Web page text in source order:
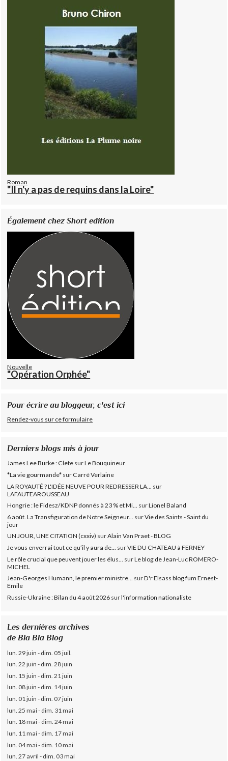
Roman
"Il n'y a pas de requins dans la Loire"
Également chez Short edition
Nouvelle
"Opération Orphée"
Pour écrire au bloggeur, c'est ici
Rendez-vous sur ce formulaire
Derniers blogs mis à jour
James Lee Burke : Clete surLe Bouquineur
*La vie gourmande* surCarré Verlaine
LA ROYAUTÉ ? L'IDÉE NEUVE POUR REDRESSER LA...
sur
LAFAUTEAROUSSEAU
Hongrie : le Fidesz/KDNP donnés à 23 % et Mi... surLionel Baland
6 août. La Transfiguration de Notre Seigneur...
surVie des Saints - Saint du
jour
UN JOUR, UNE CITATION (cxxiv) surAlain Van Praet - BLOG
Je vous enverrai tout ce qu’il y aura de... surVIE DU CHATEAU à FERNEY
Le rôle crucial que peuvent jouer les élus...
surLe blog de Jean-Luc ROMERO-
MICHEL
Jean-Georges Humann, le premier ministre... surD'r Elsass blog fum Ernest-
Emile
Russie-Ukraine : Bilan du 4 août 2026 surl'information nationaliste
Les dernières archives
de Bla Bla Blog
lun. 29 juin - dim. 05 juil.
lun. 22 juin - dim. 28 juin
lun. 15 juin - dim. 21 juin
lun. 08 juin - dim. 14 juin
lun. 01 juin - dim. 07 juin
lun. 25 mai - dim. 31 mai
lun. 18 mai - dim. 24 mai
lun. 11 mai - dim. 17 mai
lun. 04 mai - dim. 10 mai
lun. 27 avril - dim. 03 mai